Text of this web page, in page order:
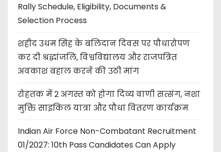
Rally Schedule, Eligibility, Documents &
Selection Process
शहीद उधम सिंह के बलिदान दिवस पर पौधारोपण
कर दी श्रद्धांजलि, विश्वविद्यालय और राजपत्रित
अवकाश बहाल करने की उठी मांग
रोहतक में 2 अगस्त को होगा दिव्य वाणी सत्संग, नशा
मुक्ति साइकिल यात्रा और पौधा वितरण कार्यक्रम
Indian Air Force Non-Combatant Recruitment
01/2027: 10th Pass Candidates Can Apply